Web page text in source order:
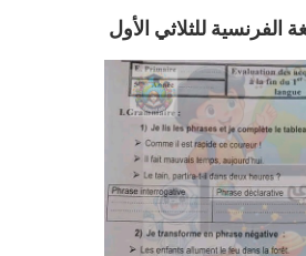
الفرنسية للثلاثي الأول